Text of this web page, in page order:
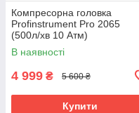
Компресорна головка
Profinstrument Pro 2065
(500л/хв 10 Атм)
В наявності
4 999 ₴ 5 600 ₴
Купити